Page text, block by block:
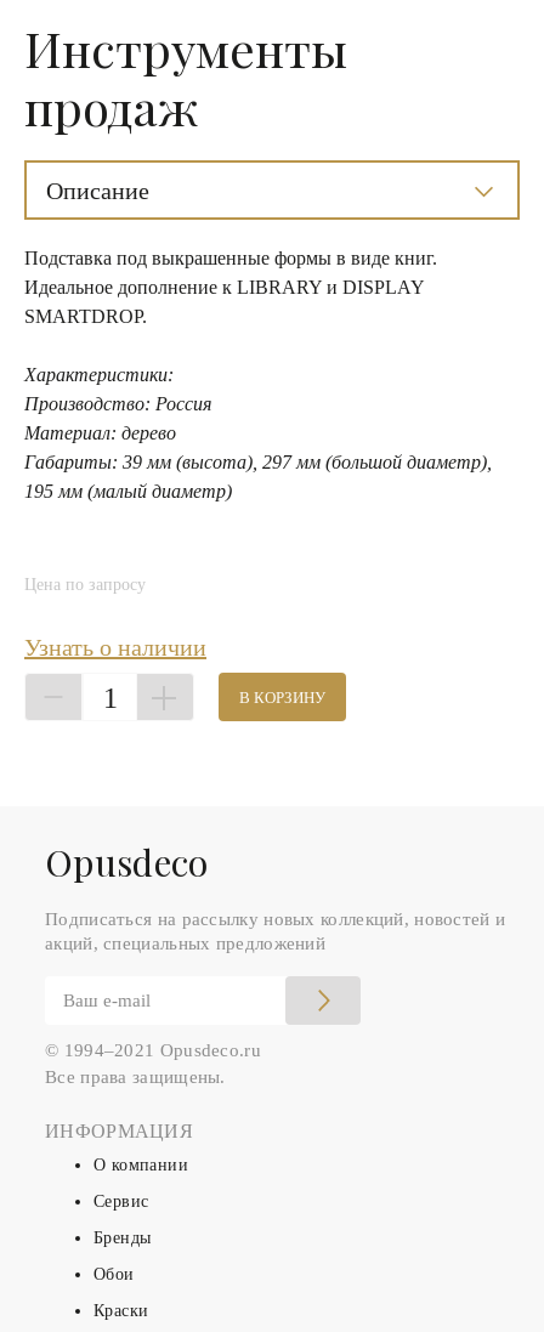
Инструменты
продаж
Описание
Подставка под выкрашенные формы в виде книг.
Идеальное дополнение к LIBRARY и DISPLAY
SMARTDROP.
Характеристики:
Производство: Россия
Материал: дерево
Габариты: 39 мм (высота), 297 мм (большой диаметр),
195 мм (малый диаметр)
Цена по запросу
Узнать о наличии
1 В КОРЗИНУ
Оpusdeco
Подписаться на рассылку новых коллекций, новостей и
акций, специальных предложений
© 1994–2021 Opusdeco.ru
Все права защищены.
ИНФОРМАЦИЯ
О компании
Сервис
Бренды
Обои
Краски